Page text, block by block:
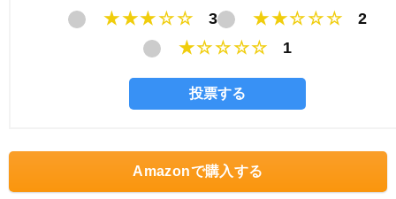
★★★☆☆
3 ★★☆☆☆
2
★☆☆☆☆
1
Amazonで購入する